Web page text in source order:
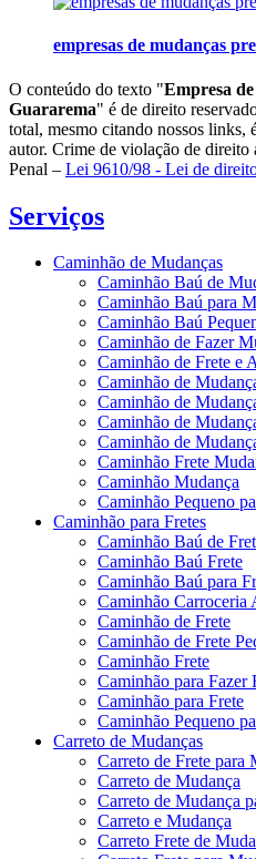
empresas de mudanças
O conteúdo do texto "Empresa
Guararema" é de direito
total, mesmo citando nossos links,
autor. Crime de violação de
Penal – Lei 9610/98 - Lei de
Serviços
Caminhão de Mudanças
Caminhão Baú de
Caminhão Baú para
Caminhão Baú
Caminhão de Fazer
Caminhão de Frete e
Caminhão de
Caminhão de
Caminhão de
Caminhão de
Caminhão Frete
Caminhão Mudança
Caminhão Pequeno
Caminhão para Fretes
Caminhão Baú de
Caminhão Baú Frete
Caminhão Baú para
Caminhão Carroceria
Caminhão de Frete
Caminhão de Frete
Caminhão Frete
Caminhão para Fazer
Caminhão para Frete
Caminhão Pequeno
Carreto de Mudanças
Carreto de Frete para
Carreto de Mudança
Carreto de Mudança
Carreto e Mudança
Carreto Frete de